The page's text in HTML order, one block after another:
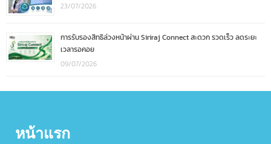
23/07/2026
การรับรองสิทธิล่วงหน้าผ่าน Siriraj Connect สะดวก รวดเร็ว ลดระยะ
เวลารอคอย
09/07/2026
หน้าแรก